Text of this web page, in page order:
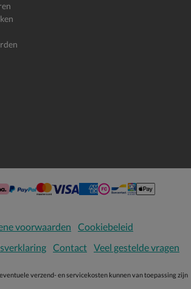
voorwaarden
Cookiebeleid
Contact Veel gestelde vragen
verzend- en servicekosten kunnen van toepassing zijn